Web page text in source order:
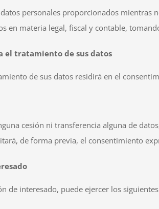
datos personales proporcionados
en materia legal, fiscal y contable,
el tratamiento de sus datos
de sus datos residirá en el
cesión ni transferencia alguna de
de forma previa, el consentimiento
de interesado, puede ejercer los